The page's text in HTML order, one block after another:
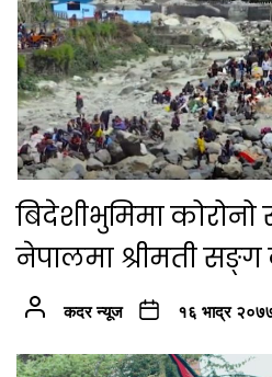
बिदेशीभुमिमा
नेपालमा श्रीमती सङ्ग
कदर न्यूज १६ भाद्र